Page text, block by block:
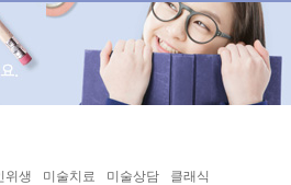
위생 미술치료 미술상담 클래식